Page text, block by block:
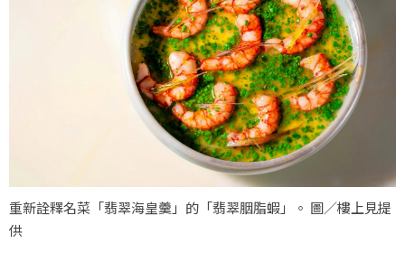
重新詮釋名菜「翡翠海皇羹」的「翡翠胭脂蝦」。 圖／樓上見提
供